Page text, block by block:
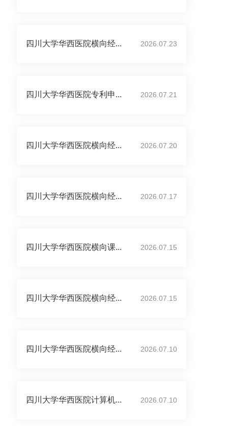
四川大学华西医院横向经... 2026.07.23
四川大学华西医院专利申... 2026.07.21
四川大学华西医院横向经... 2026.07.20
四川大学华西医院横向经... 2026.07.17
四川大学华西医院横向课... 2026.07.15
四川大学华西医院横向经... 2026.07.15
四川大学华西医院横向经... 2026.07.10
四川大学华西医院计算机... 2026.07.10